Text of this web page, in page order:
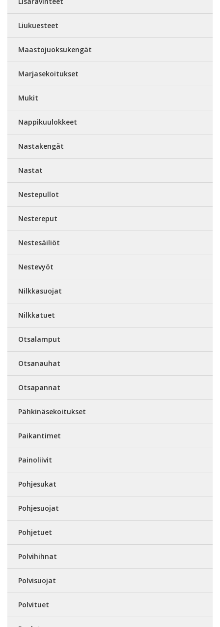
Liukuesteet
Maastojuoksukengät
Marjasekoitukset
Mukit
Nappikuulokkeet
Nastakengät
Nastat
Nestepullot
Nestereput
Nestesäiliöt
Nestevyöt
Nilkkasuojat
Nilkkatuet
Otsalamput
Otsanauhat
Otsapannat
Pähkinäsekoitukset
Paikantimet
Painoliivit
Pohjesukat
Pohjesuojat
Pohjetuet
Polvihihnat
Polvisuojat
Polvituet